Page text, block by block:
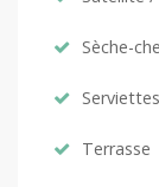
Sèche-
Terrasse